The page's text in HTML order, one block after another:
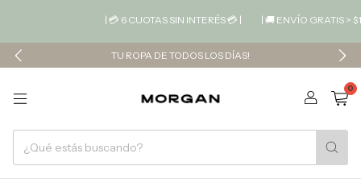
| 💳 6 CUOTAS SIN INTERÉS 💳 | | 🚚 ENVÍO GRATIS > $190.000 📦 | |
TU ROPA DE TODOS LOS DÍAS!
0